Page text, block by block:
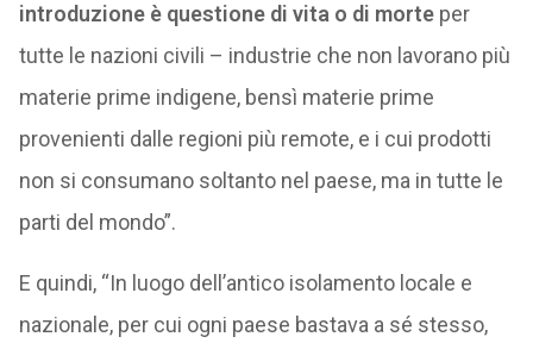
introduzione è questione di vita o di morteper
tutte le nazioni civili – industrie che non lavorano più
materie prime indigene, bensì materie prime
provenienti dalle regioni più remote, e i cui prodotti
non si consumano soltanto nel paese, ma in tutte le
parti del mondo”.
E quindi, “In luogo dell’antico isolamento locale e
nazionale, per cui ogni paese bastava a sé stesso,